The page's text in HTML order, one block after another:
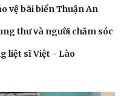
vệ bãi biển Thuận An
thư và người chăm sóc
liệt sĩ Việt - Lào